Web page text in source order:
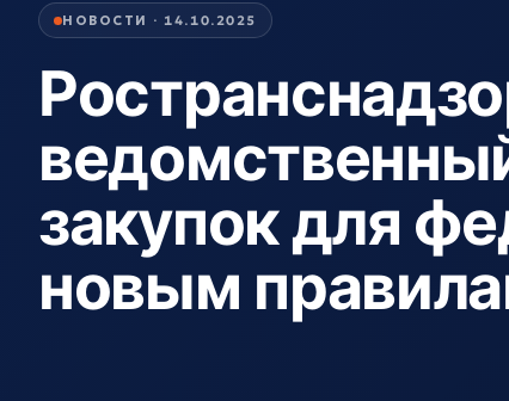
НОВОСТИ · 14.10.2025
закупок для
новым